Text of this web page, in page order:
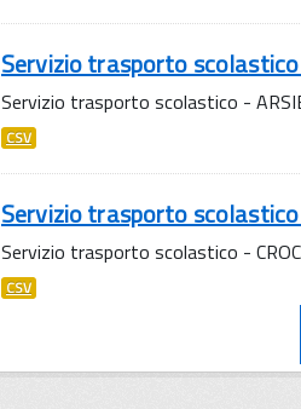
Servizio trasporto scolastico
Servizio trasporto scolastico -
CSV
Servizio trasporto scolastico
Servizio trasporto scolastico -
CSV